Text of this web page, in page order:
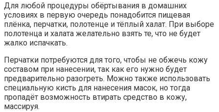
Для любой процедуры обёртывания в домашних
условиях в первую очередь понадобится пищевая
плёнка, перчатки, полотенце и тёплый халат. При выборе
полотенца и халата желательно взять те, что не будет
жалко испачкать.
Перчатки потребуются для того, чтобы не обжечь кожу
составом при нанесении, так как его нужно будет
предварительно разогреть. Можно также использовать
специальную кисть для нанесения масок, но тогда
пропадёт возможность втирать средство в кожу,
массируя.